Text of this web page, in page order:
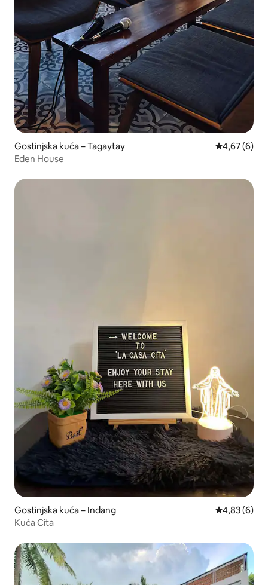
Gostinjska kuća – Tagaytay Prosječna
4,67 (6)
Eden House
Gostinjska kuća – Indang Prosječna
4,83 (6)
Kuća Cita